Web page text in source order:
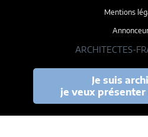
Mentions
ARCHITECTES-
Je suis
je veux